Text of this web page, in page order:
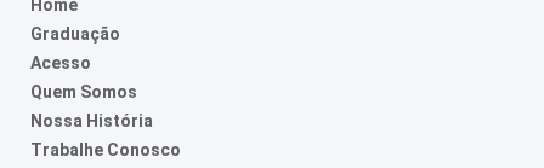
Home
Graduação
Acesso
Quem Somos
Nossa História
Trabalhe Conosco